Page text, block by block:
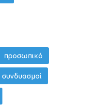
προσωπικό
συνδυασμοί